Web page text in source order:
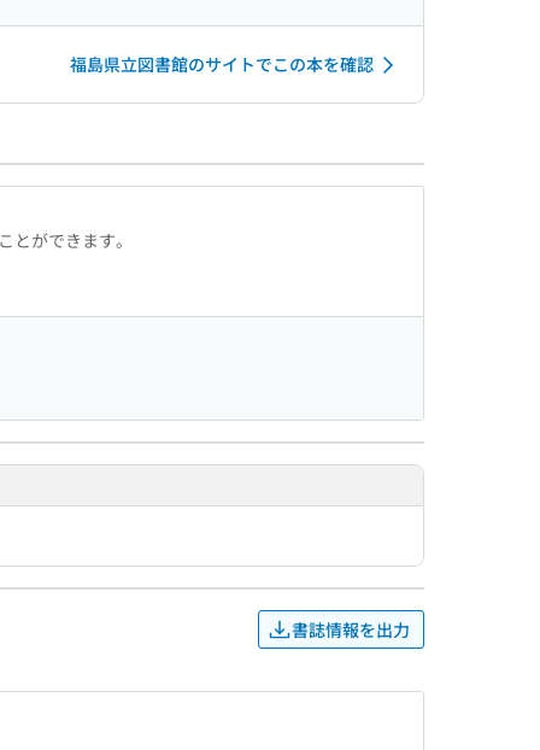
福島県立図書館のサイトでこの本を確認
ができます。
書誌情報を出力